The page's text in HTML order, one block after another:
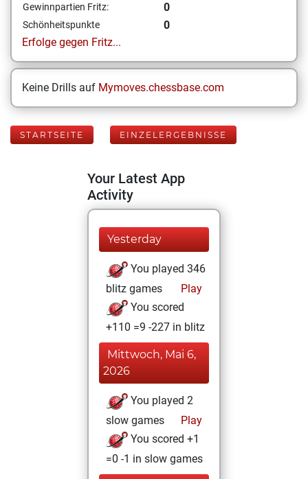
Gewinnpartien Fritz: 0
Schönheitspunkte
0
Erfolge gegen Fritz...
Keine Drills auf Mymoves.chessbase.com
STARTSEITE EINZELERGEBNISSE
Your Latest App
Activity
Yesterday
You played 346
blitz games
Play
You scored
+110 =9 -227 in blitz
Mittwoch, Mai 6,
2026
You played 2
slow games
Play
You scored +1
=0 -1 in slow games